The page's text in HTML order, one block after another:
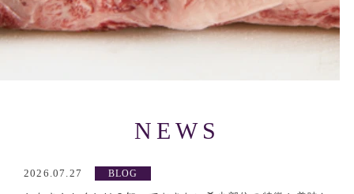
NEWS
2026.07.27 BLOG